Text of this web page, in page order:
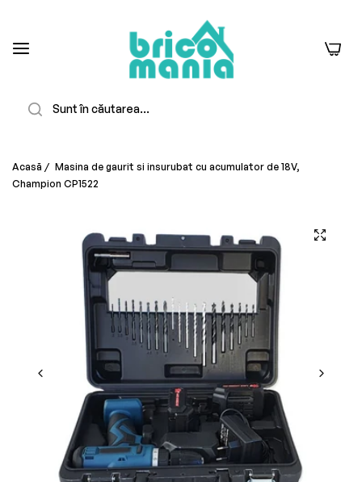
0
Acasă / Masina de gaurit si insurubat cu acumulator de 18V,
Champion CP1522